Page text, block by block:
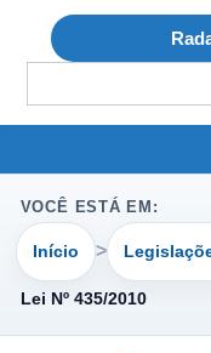
for:
VOCÊ ESTÁ EM:
Início
Lei Nº 435/2010